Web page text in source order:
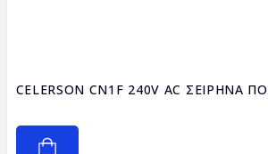
CELERSON CN1F 240V AC ΣΕΙΡΗΝΑ